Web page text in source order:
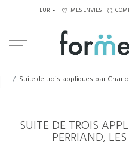
EUR MES ENVIES
Suite de trois appliques par
SUITE DE TROIS
PERRIAND,